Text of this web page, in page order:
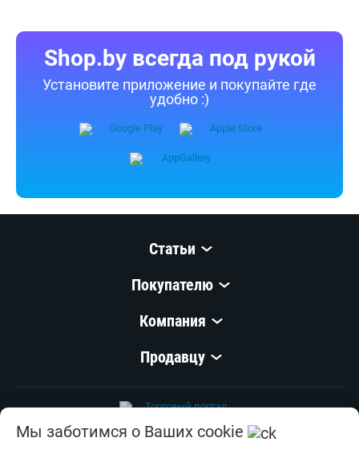
Shop.by всегда под рукой
Установите приложение и покупайте где
удобно :)
Статьи
Покупателю
Компания
Продавцу
Мы заботимся о Ваших cookie